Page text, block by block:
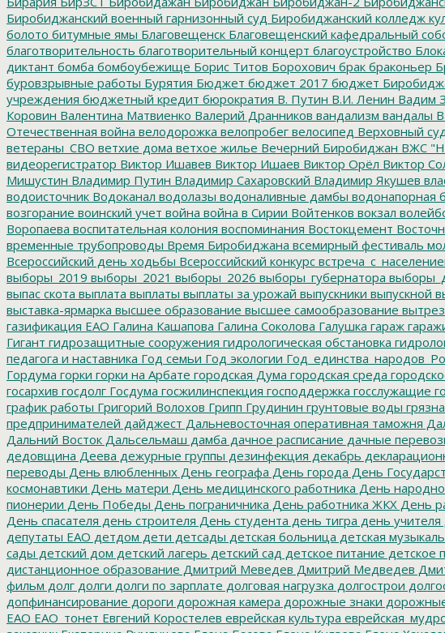
Биробиджанский военный гарнизонный суд Биробиджанский колледж
болото битумные ямы Благовещенск Благовещенский кафедральный
благотворительность благотворительный концерт благоустройство
диктант бомба бомбоубежище Борис Титов Борохович брак браконьер
буровзрывные работы Бурятия Бюджет бюджет 2017 бюджет
учреждения бюджетный кредит бюрократия В. Путин В.И. Ленин Вадим
Коровин Валентина Матвиенко Валерий Дранников вандализм вандалы
Отечественная война велодорожка велопробег велосипед Верховный суд
ветераны_СВО ветхие дома ветхое жилье Вечерний Биробиджан ВЖС
видеорегистратор Виктор Ишавев Виктор Ишаев Виктор Орёл Виктор
Мишустин Владимир Путин Владимир Сахаровский Владимир Якушев
водоисточник Водоканал водолазы водоналивные дамбы водонапорная
возгорание воинский учет война война в Сирии Войтенков вокзал
Воропаева воспитательная колония воспоминания Востокцемент
временные трубопроводы Время Биробиджана всемирный фестиваль
Всероссийский день ходьбы Всероссийский конкурс
выборы_2019 выборы_2021 выборы_2026 выборы_губернатора
выпас скота выплата выплаты выплаты за урожай выпускники выпускной
выставка-ярмарка высшее образование высшее самообразование
газификация ЕАО Галина Кашапова Галина Соколова Галушка гараж
Гигант гидрозащитные сооружения гидрологическая обстановка
педагога и наставника Год семьи Год экологии
Гордума горки горки на Арбате городская Дума городская среда
госархив госдолг Госдума госжилинспекция господдержка госслужащие
график работы Григорий Волохов Грипп Грудинин грунтовые воды
предпринимателей дайджест Дальневосточная оперативная таможня
Дальний Восток Дальсельмаш дамба дачное расписание дачные
дедовщина Деева дежурные группы дезинфекция декабрь
переводы День влюбленных День географа День города День
космонавтики День матери День медицинского работника День
пионерии День Победы День пограничника День работника ЖКХ День
День спасателя день строителя День студента день тигра день учителя
депутаты ЕАО детдом дети детсады детская больница детская
сады детский дом детский лагерь детский сад детское питание детское
дистанционное образование Дмитрий Меведев Дмитрий Медведев
фильм долг долги долги по зарплате долговая нагрузка долгострои
допфинансирование дороги дорожная камера дорожные знаки
ЕАО ЕАО_тонет Евгений Коростелев еврейская культура